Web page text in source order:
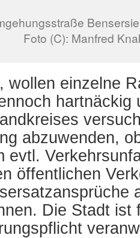
Foto (C): Manfred
wollen einzelne
hartnäckig
abzuwenden,
evtl.
öffentlichen
Die Stadt ist